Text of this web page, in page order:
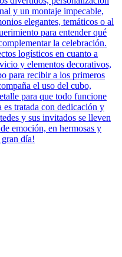
y un montaje impecable,
elegantes, temáticos o al
para entender qué
la celebración.
logísticos en cuanto a
y elementos decorativos,
para recibir a los primeros
el uso del cubo,
para que todo funcione
tratada con dedicación y
y sus invitados se lleven
emoción, en hermosas y
gran día!